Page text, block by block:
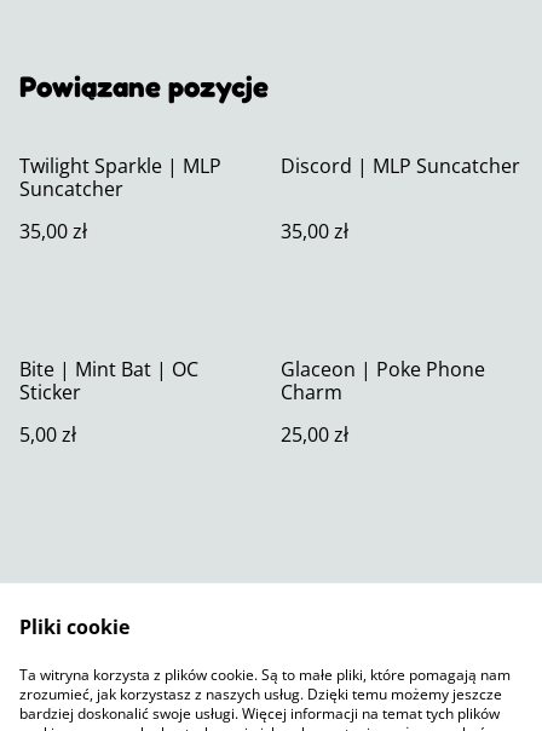
Powiązane pozycje
Twilight Sparkle | MLP
Suncatcher
35,00 zł
Discord | MLP Suncatcher
35,00 zł
Bite | Mint Bat | OC
Sticker
5,00 zł
Glaceon | Poke Phone
Charm
25,00 zł
Polityka prywatności
SumUp
Polityka plików cookie
Pliki cookie
Ta witryna korzysta z plików cookie. Są to małe pliki, które pomagają nam
zrozumieć, jak korzystasz z naszych usług. Dzięki temu możemy jeszcze
bardziej doskonalić swoje usługi. Więcej informacji na temat tych plików